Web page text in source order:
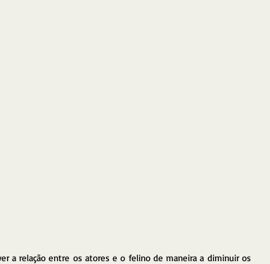
a relação entre os atores e o felino de maneira a diminuir os